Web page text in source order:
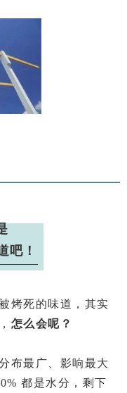
吧！
烤死的味道，其实
怎么会呢？
布最广、影响最大
都是水分，剩下